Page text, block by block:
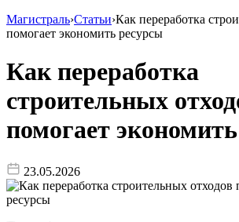
Магистраль›Статьи›Как переработка
помогает экономить ресурсы
Как переработка
строительных
помогает
23.05.2026